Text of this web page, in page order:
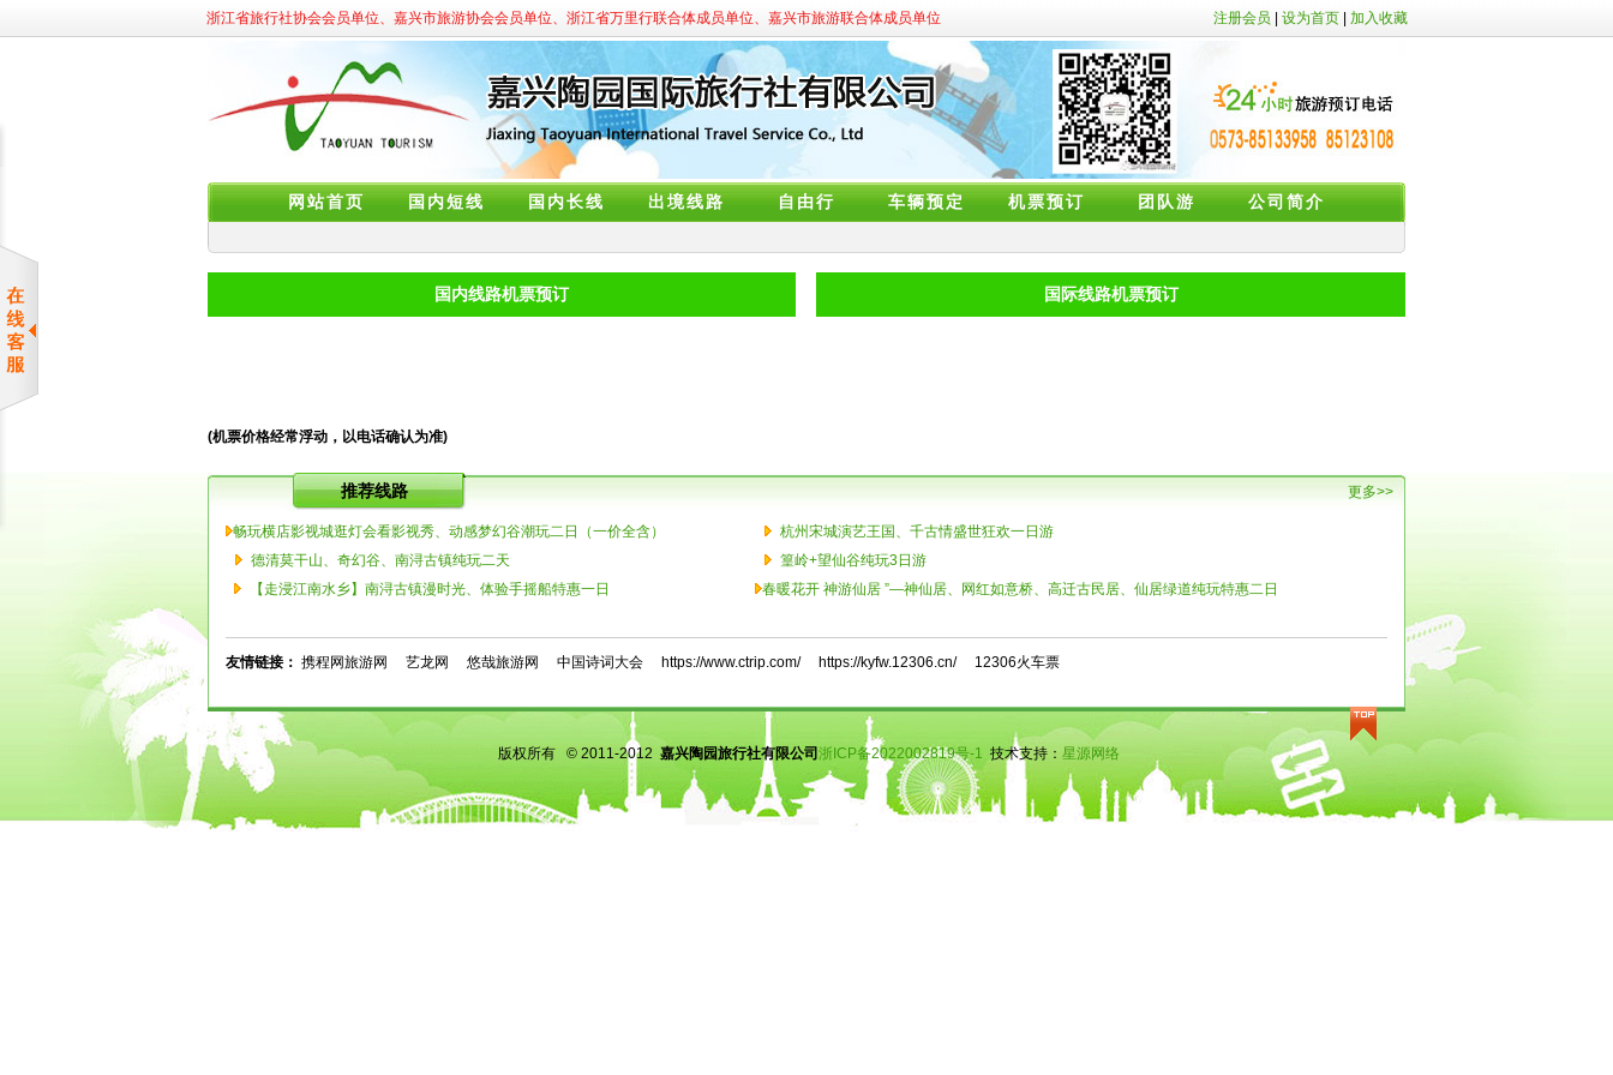
浙江省旅行社协会会员单位、嘉兴市旅游协会会员单位、浙江省万里行联合体成员单位、嘉兴市旅游联合体成员单位 注册会员 设为首页| 加入收藏
网站首页 国内短线 国内长线 出境线路 自由行 车辆预定 机票预订 团队游 公司简介
国内线路机票预订 国际线路机票预订
(机票价格经常浮动，以电话确认为准)
推荐线路 更多>>
畅玩横店影视城逛灯会看影视秀、动感梦幻谷潮玩二日（一价全含）
杭州宋城演艺王国、千古情盛世狂欢一日游
德清莫干山、奇幻谷、南浔古镇纯玩二天
篁岭+望仙谷纯玩3日游
【走浸江南水乡】南浔古镇漫时光、体验手摇船特惠一日
春暖花开 神游仙居 ”—神仙居、网红如意桥、高迁古民居、仙居绿道纯玩特惠二日
友情链接： 携程网旅游网 艺龙网 悠哉旅游网 中国诗词大会 https://www.ctrip.com/ https://kyfw.12306.cn/ 12306火车票
版权所有 © 2011-2012 嘉兴陶园旅行社有限公司 浙ICP备2022002819号-1 技术支持： 星源网络